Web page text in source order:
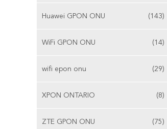
Huawei GPON ONU (143)
WiFi GPON ONU (14)
wifi epon onu (29)
XPON ONTARIO (8)
ZTE GPON ONU (75)